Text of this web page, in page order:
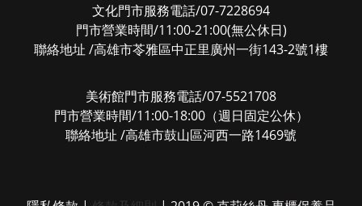
文化門市服務電話/07-7228694
門市營業時間/11:00-21:00(無公休日)
聯絡地址 /高雄市苓雅區中正里廣州一街143-2號1樓
美術館門市服務電話/07-5521708
門市營業時間/11:00-18:00（週日固定公休）
聯絡地址 /高雄市鼓山區河西一路1469號